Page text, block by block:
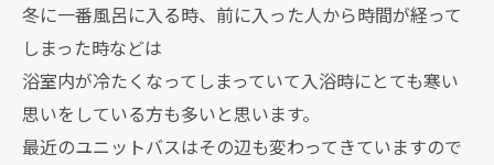
冬に一番風呂に入る時、前に入った人から時間が経って
しまった時などは
浴室内が冷たくなってしまっていて入浴時にとても寒い
思いをしている方も多いと思います。
最近のユニットバスはその辺も変わってきていますので